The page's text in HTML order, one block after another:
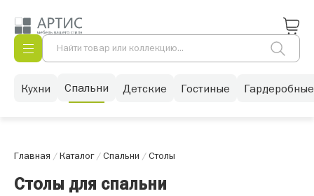
Кухни Спальни Детские Гостиные Гардеробные
Главная /Каталог/Спальни /Столы
Столы для спальни